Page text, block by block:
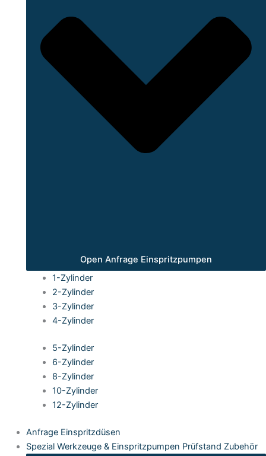
Open Anfrage Einspritzpumpen
1-Zylinder
2-Zylinder
3-Zylinder
4-Zylinder
5-Zylinder
6-Zylinder
8-Zylinder
10-Zylinder
12-Zylinder
Anfrage Einspritzdüsen
Spezial Werkzeuge & Einspritzpumpen Prüfstand Zubehör